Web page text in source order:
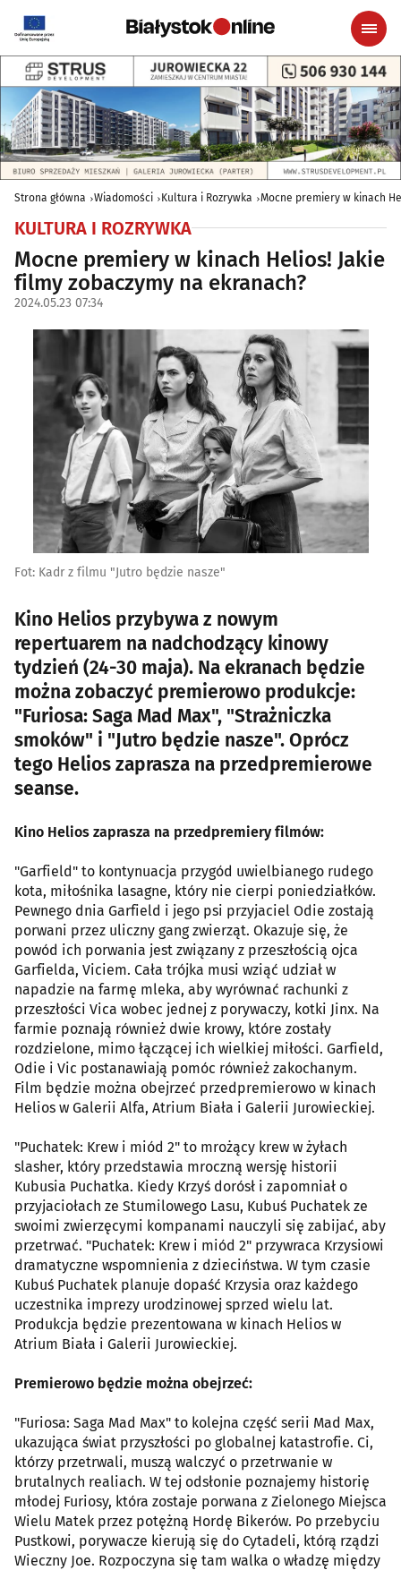
Strona główna Wiadomości Kultura i Rozrywka Mocne premiery w kinach
KULTURA I ROZRYWKA
Mocne premiery w kinach Helios! Jakie
filmy zobaczymy na ekranach?
2024.05.23 07:34
Fot: Kadr z filmu "Jutro będzie nasze"
Kino Helios przybywa z nowym
repertuarem na nadchodzący kinowy
tydzień (24-30 maja). Na ekranach będzie
można zobaczyć premierowo produkcje:
"Furiosa: Saga Mad Max", "Strażniczka
smoków" i "Jutro będzie nasze". Oprócz
tego Helios zaprasza na przedpremierowe
seanse.
Kino Helios zaprasza na przedpremiery filmów:
"Garfield" to kontynuacja przygód uwielbianego rudego
kota, miłośnika lasagne, który nie cierpi poniedziałków.
Pewnego dnia Garfield i jego psi przyjaciel Odie zostają
porwani przez uliczny gang zwierząt. Okazuje się, że
powód ich porwania jest związany z przeszłością ojca
Garfielda, Viciem. Cała trójka musi wziąć udział w
napadzie na farmę mleka, aby wyrównać rachunki z
przeszłości Vica wobec jednej z porywaczy, kotki Jinx. Na
farmie poznają również dwie krowy, które zostały
rozdzielone, mimo łączącej ich wielkiej miłości. Garfield,
Odie i Vic postanawiają pomóc również zakochanym.
Film będzie można obejrzeć przedpremierowo w kinach
Helios w Galerii Alfa, Atrium Biała i Galerii Jurowieckiej.
"Puchatek: Krew i miód 2" to mrożący krew w żyłach
slasher, który przedstawia mroczną wersję historii
Kubusia Puchatka. Kiedy Krzyś dorósł i zapomniał o
przyjaciołach ze Stumilowego Lasu, Kubuś Puchatek ze
swoimi zwierzęcymi kompanami nauczyli się zabijać, aby
przetrwać. "Puchatek: Krew i miód 2" przywraca Krzysiowi
dramatyczne wspomnienia z dzieciństwa. W tym czasie
Kubuś Puchatek planuje dopaść Krzysia oraz każdego
uczestnika imprezy urodzinowej sprzed wielu lat.
Produkcja będzie prezentowana w kinach Helios w
Atrium Biała i Galerii Jurowieckiej.
Premierowo będzie można obejrzeć:
"Furiosa: Saga Mad Max" to kolejna część serii Mad Max,
ukazująca świat przyszłości po globalnej katastrofie. Ci,
którzy przetrwali, muszą walczyć o przetrwanie w
brutalnych realiach. W tej odsłonie poznajemy historię
młodej Furiosy, która zostaje porwana z Zielonego Miejsca
Wielu Matek przez potężną Hordę Bikerów. Po przebyciu
Pustkowi, porywacze kierują się do Cytadeli, którą rządzi
Wieczny Joe. Rozpoczyna się tam walka o władzę między